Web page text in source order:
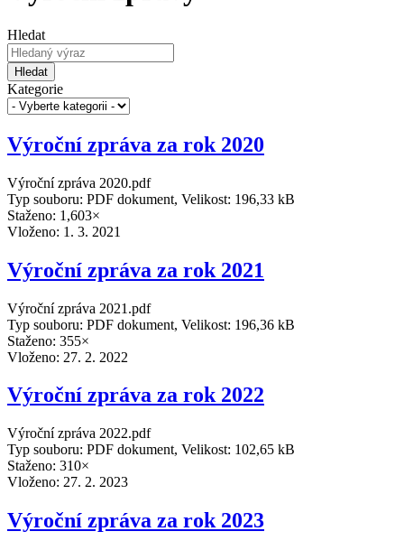
Hledat
Hledat
Kategorie
Výroční zpráva za rok 2020
Výroční zpráva 2020.pdf
Typ souboru: PDF dokument, Velikost: 196,33 kB
Staženo: 1,603×
Vloženo: 1. 3. 2021
Výroční zpráva za rok 2021
Výroční zpráva 2021.pdf
Typ souboru: PDF dokument, Velikost: 196,36 kB
Staženo: 355×
Vloženo: 27. 2. 2022
Výroční zpráva za rok 2022
Výroční zpráva 2022.pdf
Typ souboru: PDF dokument, Velikost: 102,65 kB
Staženo: 310×
Vloženo: 27. 2. 2023
Výroční zpráva za rok 2023